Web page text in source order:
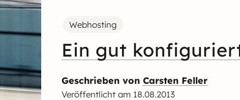
Webhosting
Ein gut
Geschrieben von Carsten Feller
Veröffentlicht am 18.08.2013